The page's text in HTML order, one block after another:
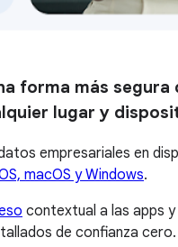
forma más segura
lugar y
empresariales en
macOS y Windows.
contextual a las apps
de confianza cero.